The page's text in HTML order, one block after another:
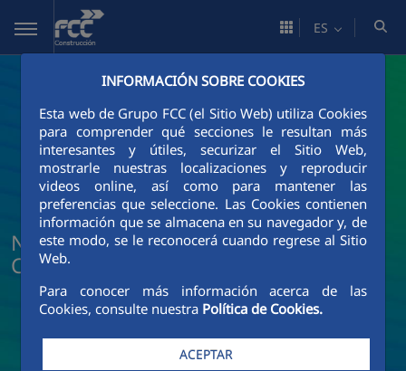
Saltar al contenido principal
INFORMACIÓN SOBRE COOKIES
Esta web de Grupo FCC (el Sitio Web) utiliza Cookies
para comprender qué secciones le resultan más
interesantes y útiles, securizar el Sitio Web,
mostrarle nuestras localizaciones y reproducir
videos online, así como para mantener las
preferencias que seleccione. Las Cookies contienen
información que se almacena en su navegador y, de
este modo, se le reconocerá cuando regrese al Sitio
Web.
Para conocer más información acerca de las
Cookies, consulte nuestra Política de Cookies.
ACEPTAR
ES
Noticias y actualidad de FCC
Construcción